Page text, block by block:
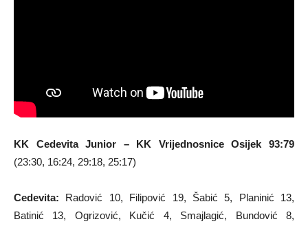
KK Cedevita Junior – KK Vrijednosnice Osijek 93:79
(23:30, 16:24, 29:18, 25:17)
Cedevita: Radović 10, Filipović 19, Šabić 5, Planinić 13,
Batinić 13, Ogrizović, Kučić 4, Smajlagić, Bundović 8,